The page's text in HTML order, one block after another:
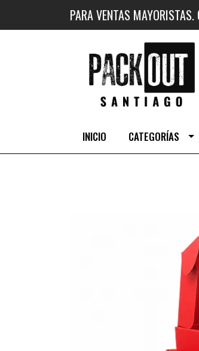
PARA VENTAS
INICIO CATEGORÍAS